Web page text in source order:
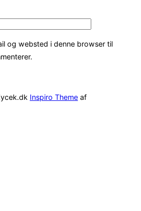
og websted i denne browser til
Inspiro Theme af